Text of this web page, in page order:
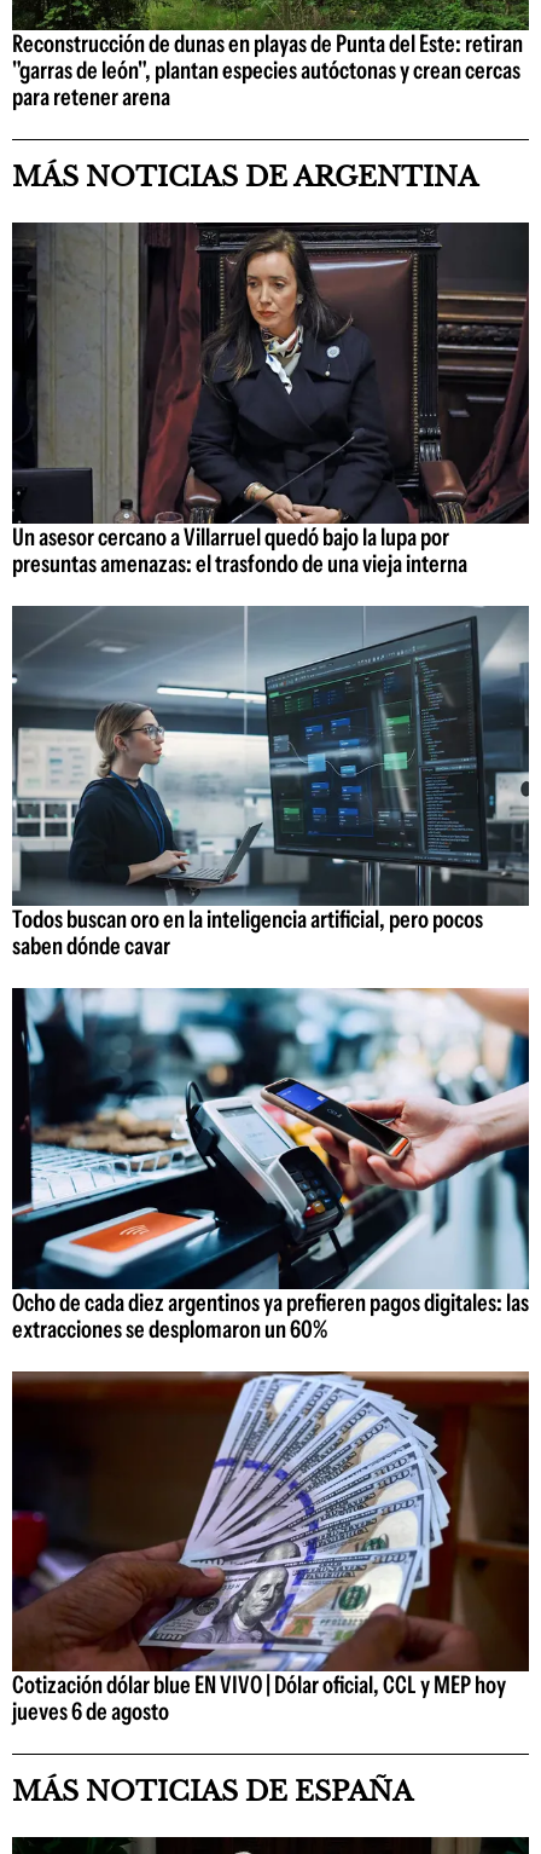
Reconstrucción de dunas en playas de Punta del Este: retiran
"garras de león", plantan especies autóctonas y crean cercas
para retener arena
MÁS NOTICIAS DE ARGENTINA
Un asesor cercano a Villarruel quedó bajo la lupa por
presuntas amenazas: el trasfondo de una vieja interna
Todos buscan oro en la inteligencia artificial, pero pocos
saben dónde cavar
Ocho de cada diez argentinos ya prefieren pagos digitales: las
extracciones se desplomaron un 60%
Cotización dólar blue EN VIVO | Dólar oficial, CCL y MEP hoy
jueves 6 de agosto
MÁS NOTICIAS DE ESPAÑA